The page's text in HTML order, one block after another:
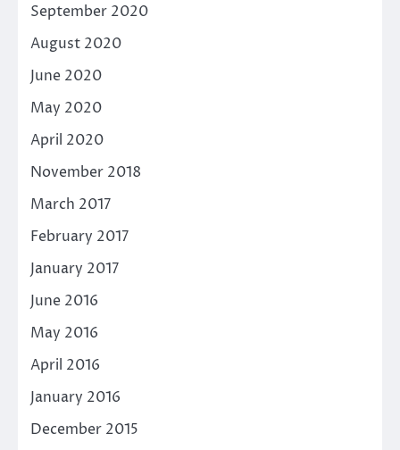
September 2020
August 2020
June 2020
May 2020
April 2020
November 2018
March 2017
February 2017
January 2017
June 2016
May 2016
April 2016
January 2016
December 2015